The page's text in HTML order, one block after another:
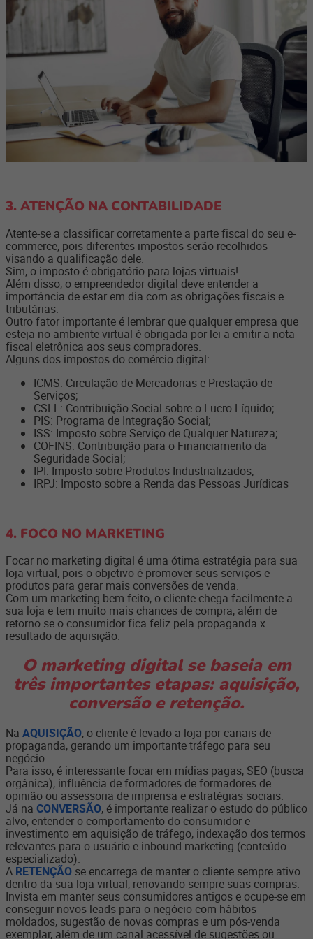
3. ATENÇÃO NA CONTABILIDADE
Atente-se a classificar corretamente a parte fiscal do seu e-
commerce, pois diferentes impostos serão recolhidos
visando a qualificação dele.
Sim, o imposto é obrigatório para lojas virtuais!
Além disso, o empreendedor digital deve entender a
importância de estar em dia com as obrigações fiscais e
tributárias.
Outro fator importante é lembrar que qualquer empresa que
esteja no ambiente virtual é obrigada por lei a emitir a nota
fiscal eletrônica aos seus compradores.
Alguns dos impostos do comércio digital:
ICMS: Circulação de Mercadorias e Prestação de
Serviços;
CSLL: Contribuição Social sobre o Lucro Líquido;
PIS: Programa de Integração Social;
ISS: Imposto sobre Serviço de Qualquer Natureza;
COFINS: Contribuição para o Financiamento da
Seguridade Social;
IPI: Imposto sobre Produtos Industrializados;
IRPJ: Imposto sobre a Renda das Pessoas Jurídicas
4. FOCO NO MARKETING
Focar no marketing digital é uma ótima estratégia para sua
loja virtual, pois o objetivo é promover seus serviços e
produtos para gerar mais conversões de venda.
Com um marketing bem feito, o cliente chega facilmente a
sua loja e tem muito mais chances de compra, além de
retorno se o consumidor fica feliz pela propaganda x
resultado de aquisição.
O marketing digital se baseia em
três importantes etapas: aquisição,
conversão e retenção.
Na AQUISIÇÃO, o cliente é levado a loja por canais de
propaganda, gerando um importante tráfego para seu
negócio.
Para isso, é interessante focar em mídias pagas, SEO (busca
orgânica), influência de formadores de formadores de
opinião ou assessoria de imprensa e estratégias sociais.
Já na CONVERSÃO, é importante realizar o estudo do público
alvo, entender o comportamento do consumidor e
investimento em aquisição de tráfego, indexação dos termos
relevantes para o usuário e inbound marketing (conteúdo
especializado).
A RETENÇÃO se encarrega de manter o cliente sempre ativo
dentro da sua loja virtual, renovando sempre suas compras.
Invista em manter seus consumidores antigos e ocupe-se em
conseguir novos leads para o negócio com hábitos
moldados, sugestão de novas compras e um pós-venda
exemplar, além de um canal acessível de sugestões ou